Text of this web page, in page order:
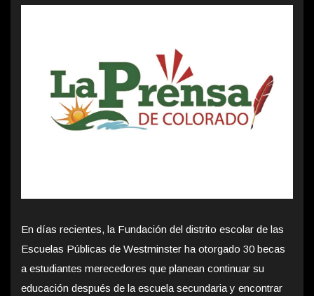
En días recientes, la Fundación del distrito escolar de las
Escuelas Públicas de Westminster ha otorgado 30 becas
a estudiantes merecedores que planean continuar su
educación después de la escuela secundaria y encontrar